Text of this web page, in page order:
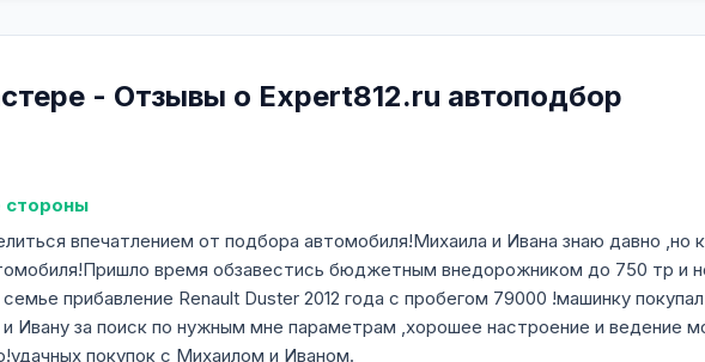
- Отзывы о Expert812.ru автоподбор
стороны
впечатлением от подбора автомобиля!Михаила и Ивана знаю давно ,но
время обзавестись бюджетным внедорожником до 750 тр и
прибавление Renault Duster 2012 года с пробегом 79000 !машинку
Ивану за поиск по нужным мне параметрам ,хорошее настроение и ведение
покупок с Михаилом и Иваном.